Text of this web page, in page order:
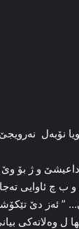
نۆبه‌ل
داعیشێ و ژ بۆ
و ب چ ئاوایی
” ئه‌ز دێ
ل وه‌لاته‌کی